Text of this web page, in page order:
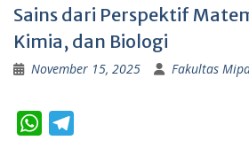
Sains dari Perspektif
Kimia, dan Biologi
November 15, 2025 Fakultas
W